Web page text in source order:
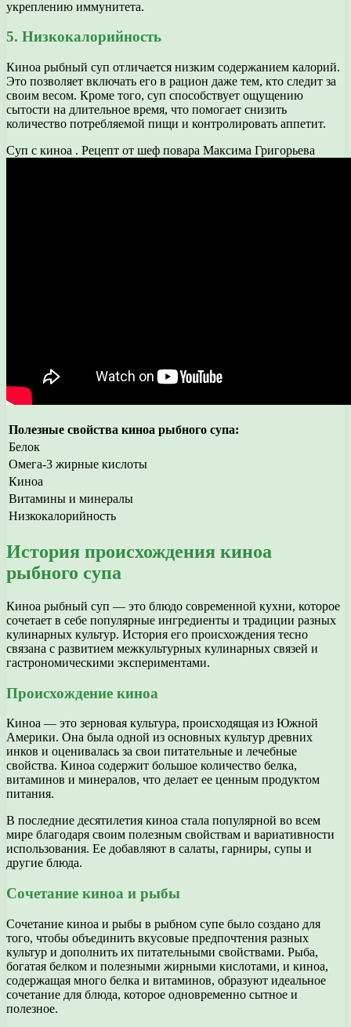
укреплению иммунитета.
5. Низкокалорийность
Киноа рыбный суп отличается низким содержанием калорий.
Это позволяет включать его в рацион даже тем, кто следит за
своим весом. Кроме того, суп способствует ощущению
сытости на длительное время, что помогает снизить
количество потребляемой пищи и контролировать аппетит.
Суп с киноа . Рецепт от шеф повара Максима Григорьева
Полезные свойства киноа рыбного супа:
Белок
Омега-3 жирные кислоты
Киноа
Витамины и минералы
Низкокалорийность
История происхождения киноа
рыбного супа
Киноа рыбный суп — это блюдо современной кухни, которое
сочетает в себе популярные ингредиенты и традиции разных
кулинарных культур. История его происхождения тесно
связана с развитием межкультурных кулинарных связей и
гастрономическими экспериментами.
Происхождение киноа
Киноа — это зерновая культура, происходящая из Южной
Америки. Она была одной из основных культур древних
инков и оценивалась за свои питательные и лечебные
свойства. Киноа содержит большое количество белка,
витаминов и минералов, что делает ее ценным продуктом
питания.
В последние десятилетия киноа стала популярной во всем
мире благодаря своим полезным свойствам и вариативности
использования. Ее добавляют в салаты, гарниры, супы и
другие блюда.
Сочетание киноа и рыбы
Сочетание киноа и рыбы в рыбном супе было создано для
того, чтобы объединить вкусовые предпочтения разных
культур и дополнить их питательными свойствами. Рыба,
богатая белком и полезными жирными кислотами, и киноа,
содержащая много белка и витаминов, образуют идеальное
сочетание для блюда, которое одновременно сытное и
полезное.